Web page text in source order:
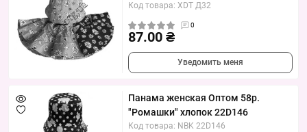
Код товара: XDT Д32
0
87.00 ₴
Уведомить меня
Панама женская Оптом 58р.
"Ромашки" хлопок 22D146
Код товара: NBK 22D146